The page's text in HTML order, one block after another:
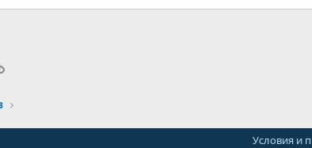
почта
Условия и